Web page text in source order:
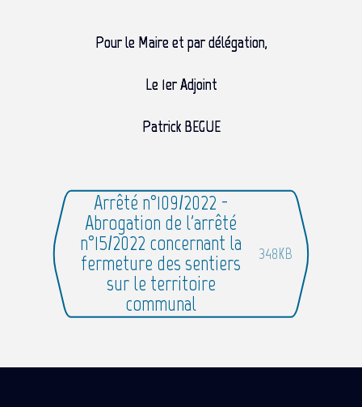
Pour le Maire et par délégation,
Le 1er Adjoint
Patrick BEGUE
Arrêté n°109/2022 -
Abrogation de l'arrêté
n°15/2022 concernant la
fermeture des sentiers
sur le territoire
communal
348KB